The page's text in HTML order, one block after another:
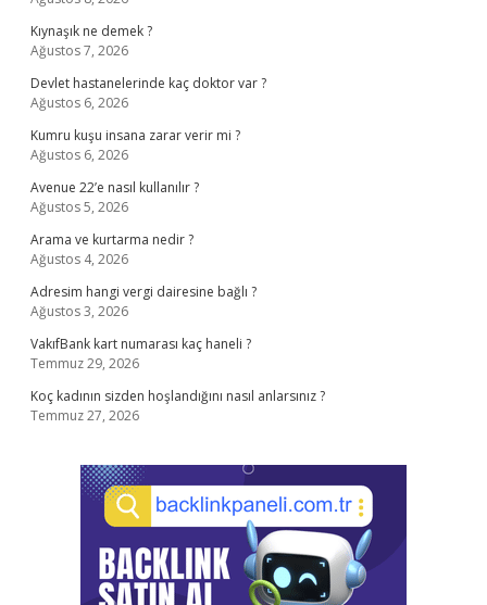
Kıynaşık ne demek ?
Ağustos 7, 2026
Devlet hastanelerinde kaç doktor var ?
Ağustos 6, 2026
Kumru kuşu insana zarar verir mi ?
Ağustos 6, 2026
Avenue 22’e nasıl kullanılır ?
Ağustos 5, 2026
Arama ve kurtarma nedir ?
Ağustos 4, 2026
Adresim hangi vergi dairesine bağlı ?
Ağustos 3, 2026
VakıfBank kart numarası kaç haneli ?
Temmuz 29, 2026
Koç kadının sizden hoşlandığını nasıl anlarsınız ?
Temmuz 27, 2026